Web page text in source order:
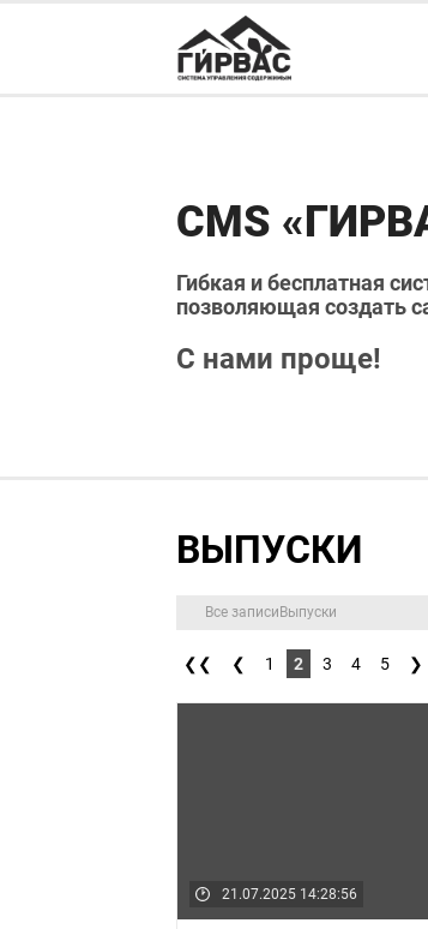
CMS
Гибкая и бесплатная
позволяющая создать
С нами проще!
ВЫПУСКИ
Все записи Выпуски
❮❮ ❮ 1 2 3 4 5 ❯
21.07.2025 14:28:56